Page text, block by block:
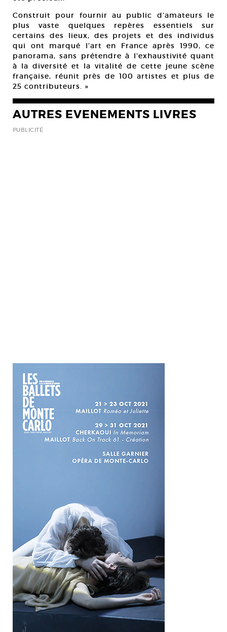
Construit pour fournir au public d’amateurs le
plus vaste quelques repères essentiels sur
certains des lieux, des projets et des individus
qui ont marqué l’art en France après 1990, ce
panorama, sans prétendre à l’exhaustivité quant
à la diversité et la vitalité de cette jeune scène
française, réunit près de 100 artistes et plus de
25 contributeurs. »
AUTRES EVENEMENTS LIVRES
PUBLICITÉ